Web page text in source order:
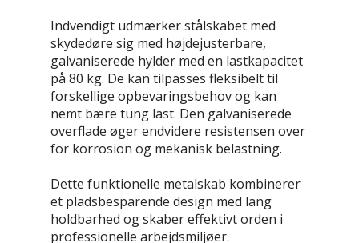
Indvendigt udmærker stålskabet med
skydedøre sig med højdejusterbare,
galvaniserede hylder med en lastkapacitet
på 80 kg. De kan tilpasses fleksibelt til
forskellige opbevaringsbehov og kan
nemt bære tung last. Den galvaniserede
overflade øger endvidere resistensen over
for korrosion og mekanisk belastning.
Dette funktionelle metalskab kombinerer
et pladsbesparende design med lang
holdbarhed og skaber effektivt orden i
professionelle arbejdsmiljøer.